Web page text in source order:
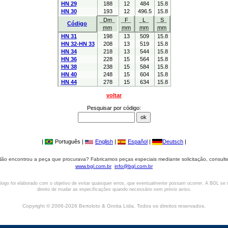
HN 29
188 12 484
15.8
HN 30
193 12 496.5
15.8
Código
Dm
mm
F
mm
L
mm
S
mm
HN 31
198 13 509
15.8
HN 32-HN 33
208 13 519
15.8
HN 34
218 13 544
15.8
HN 36
228 15 564
15.8
HN 38
238 15 584
15.8
HN 40
248 15 604
15.8
HN 44
278 15 634 15.8
voltar
Pesquisar por código:
| Português | English | Español | Deutsch |
encontrou a peça que procurava? Fabricamos peças especiais mediante solicitação, consulte.
www.bgl.com.br info@bgl.com.br
foi elaborado com o objetivo de evitar quaisquer erros, que eventualmente possam ocorrer. A BGL se
direito de mudar as especificações quando necessário sem prévio aviso.
Copyright © 2006-2026 Bertoloto & Grotta Ltda. Todos os direitos reservados.